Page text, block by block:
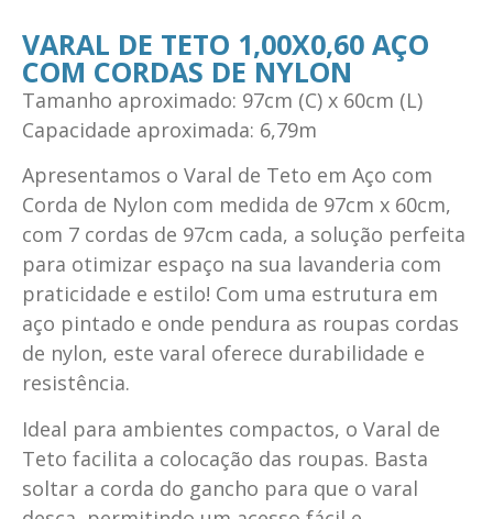
VARAL DE TETO 1,00X0,60 AÇO
COM CORDAS DE NYLON
Tamanho aproximado: 97cm (C) x 60cm (L)
Capacidade aproximada: 6,79m
Apresentamos o Varal de Teto em Aço com
Corda de Nylon com medida de 97cm x 60cm,
com 7 cordas de 97cm cada, a solução perfeita
para otimizar espaço na sua lavanderia com
praticidade e estilo! Com uma estrutura em
aço pintado e onde pendura as roupas cordas
de nylon, este varal oferece durabilidade e
resistência.
Ideal para ambientes compactos, o Varal de
Teto facilita a colocação das roupas. Basta
soltar a corda do gancho para que o varal